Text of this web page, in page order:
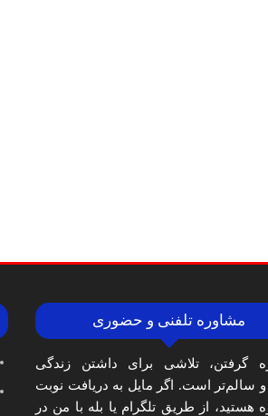
مشاوره تلفنی و حضوری
گرفتن، تلاشی برای داشتن زندگی
و سالم‌تر است. اگر مایل به دریافت نوبت
هستید، از طریق تلگرام یا بله با من در